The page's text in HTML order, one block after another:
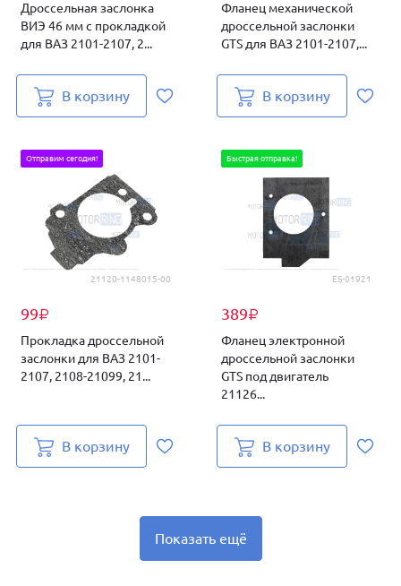
Дроссельная заслонка
ВИЭ 46 мм с прокладкой
для ВАЗ 2101-2107, 2...
В корзину
Фланец механической
дроссельной заслонки
GTS для ВАЗ 2101-2107,...
В корзину
21120-1148015-00
99₽
Отправим сегодня!
Прокладка дроссельной
заслонки для ВАЗ 2101-
2107, 2108-21099, 21...
В корзину
ES-01921
389₽
Быстрая отправка!
Фланец электронной
дроссельной заслонки
GTS под двигатель
21126...
В корзину
Показать ещё